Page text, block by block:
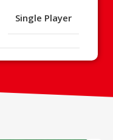
Single Player